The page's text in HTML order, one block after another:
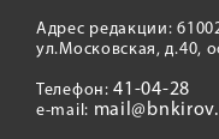
Адрес редакции:
ул.Московская, д.40,
Телефон:41-04-28
e-mail: